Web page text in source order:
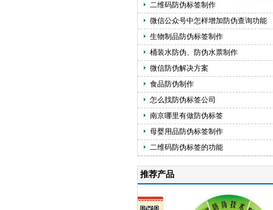
二维码防伪标签制作
微信公众号中怎样增加防伪查询功能
生物制品防伪标签制作
桶装水防伪、防伪水票制作
微信防伪解决方案
食品防伪制作
怎么找防伪标签公司
南京哪里有做防伪标签
母婴用品防伪标签制作
二维码防伪标签的功能
推荐产品